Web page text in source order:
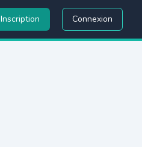
Inscription Connexion